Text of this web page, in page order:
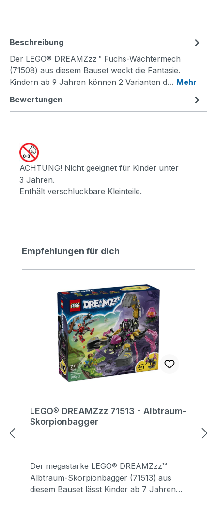
Beschreibung
Der LEGO® DREAMZzz™ Fuchs-Wächtermech
(71508) aus diesem Bauset weckt die Fantasie.
Kindern ab 9 Jahren können 2 Varianten d… Mehr
Bewertungen
ACHTUNG! Nicht geeignet für Kinder unter
3 Jahren.
Enthält verschluckbare Kleinteile.
Produktgalerie überspringen
Empfehlungen für dich
LEGO® DREAMZzz 71513 - Albtraum-
Skorpionbagger
Der megastarke LEGO® DREAMZzz™
Albtraum-Skorpionbagger (71513) aus
diesem Bauset lässt Kinder ab 7 Jahren